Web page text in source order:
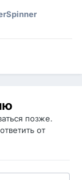
позже.
от